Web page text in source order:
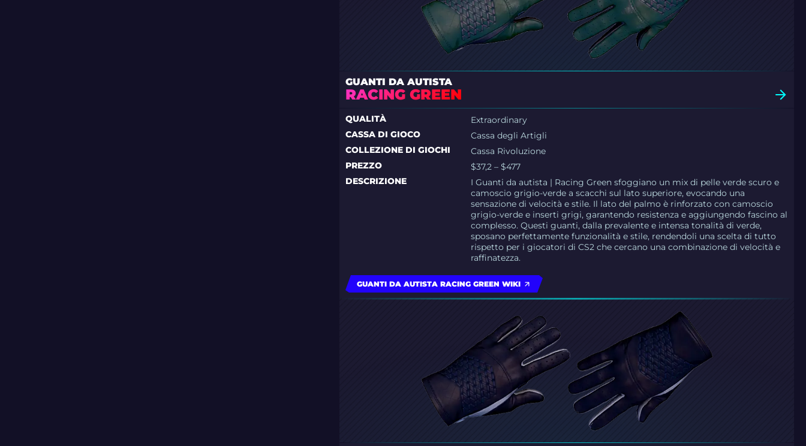
GUANTI DA AUTISTA
RACING GREEN
QUALITÀ
Extraordinary
CASSA DI GIOCO
Cassa degli Artigli
COLLEZIONE DI GIOCHI
Cassa Rivoluzione
PREZZO
$37,2 – $477
DESCRIZIONE
I Guanti da autista | Racing Green sfoggiano un mix di pelle verde scuro e
camoscio grigio-verde a scacchi sul lato superiore, evocando una
sensazione di velocità e stile. Il lato del palmo è rinforzato con camoscio
grigio-verde e inserti grigi, garantendo resistenza e aggiungendo fascino al
complesso. Questi guanti, dalla prevalente e intensa tonalità di verde,
sposano perfettamente funzionalità e stile, rendendoli una scelta di tutto
rispetto per i giocatori di CS2 che cercano una combinazione di velocità e
raffinatezza.
GUANTI DA AUTISTA RACING GREEN WIKI